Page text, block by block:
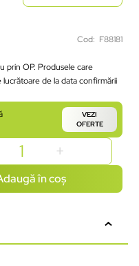
Cod: F88181
prin OP. Produsele care
lucrătoare de la data confirmării
VEZI
OFERTE
în coș